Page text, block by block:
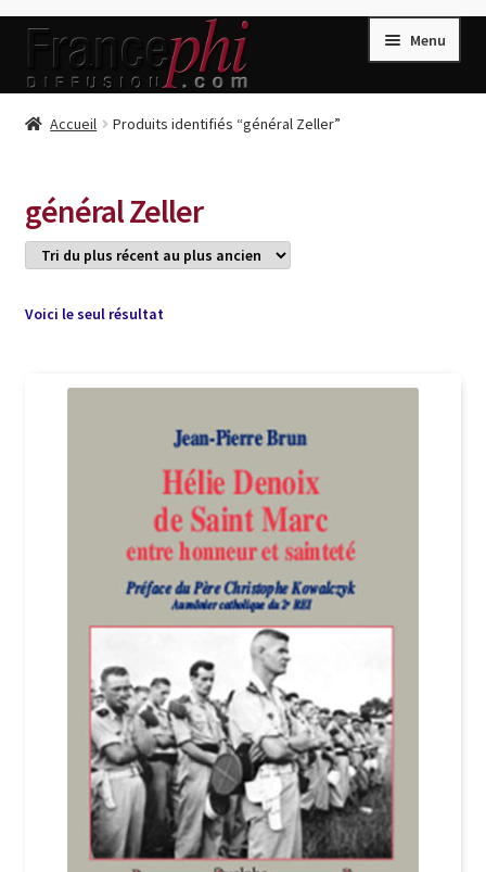
Aller
la
Aller
contenu
Menu
Accueil
Caisse
Compte
Conditions de Vente
Connection
Listes d’Envies
Livres de Peter Randa
Livres de Philippe Randa
Login Customizer
Nous Contacter
Politique de confidentialité et cookies
Qui sommes-nous ?
Soutien à Philippe Randa
Suivi de la Commande
Accueil Produits identifiés “général Zeller”
général Zeller
Voici le seul résultat